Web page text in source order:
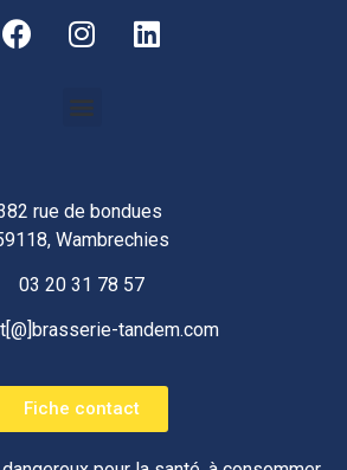
rue de bondues
Wambrechies
03 20 31 78 57
tandem.com
Fiche contact